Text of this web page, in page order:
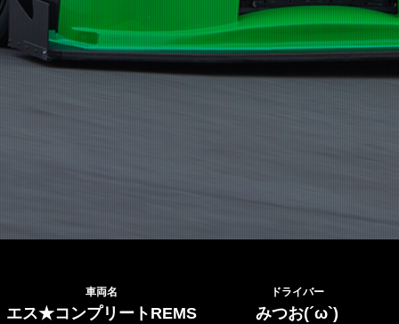
車両名
エス★コンプリートREMS
ドライバー
みつお(´ω`)